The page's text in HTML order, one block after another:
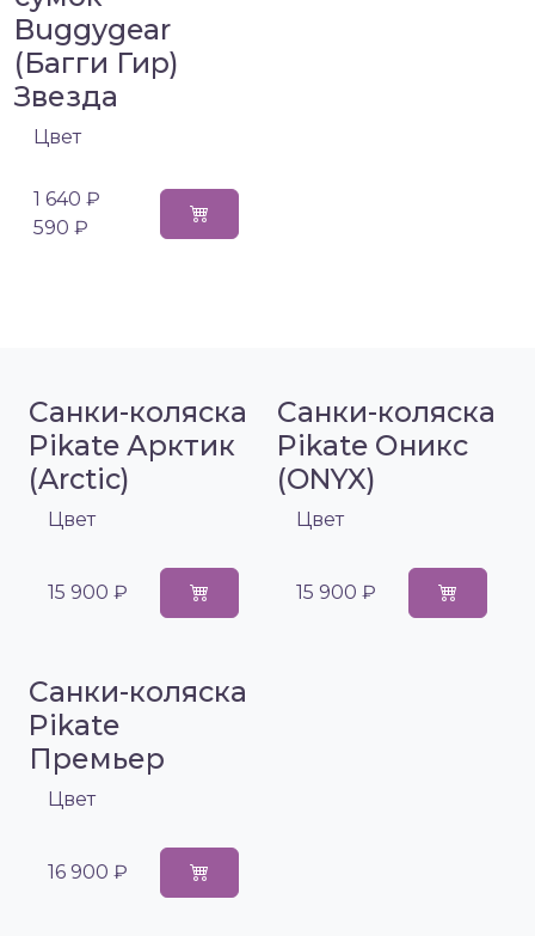
Buggygear
(Багги Гир)
Звезда
Цвет
1 640 ₽
590 ₽
Санки-коляска
Pikate Арктик
(Arctic)
Цвет
15 900 ₽
Санки-коляска
Pikate Оникс
(ONYX)
Цвет
15 900 ₽
Санки-коляска
Pikate
Премьер
Цвет
16 900 ₽